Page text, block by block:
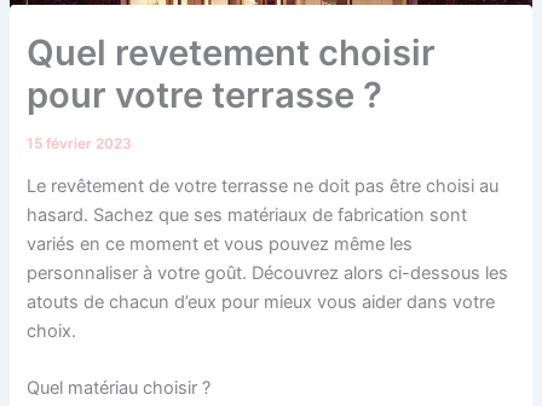
Quel revetement choisir
pour votre terrasse ?
15 février 2023
Le revêtement de votre terrasse ne doit pas être choisi au
hasard. Sachez que ses matériaux de fabrication sont
variés en ce moment et vous pouvez même les
personnaliser à votre goût. Découvrez alors ci-dessous les
atouts de chacun d’eux pour mieux vous aider dans votre
choix.
Quel matériau choisir ?